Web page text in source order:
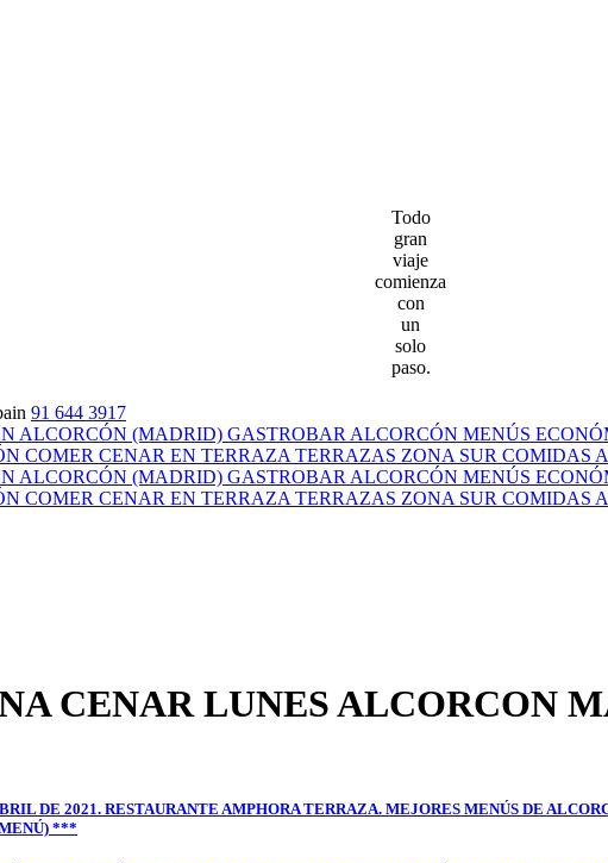
Todo
gran
viaje
comienza
con
un
solo
paso.
91 644 3917
CENAR LUNES ALCORCON
DE 2021. RESTAURANTE AMPHORA TERRAZA. MEJORES MENÚS DE
***